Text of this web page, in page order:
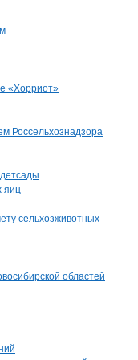
«Хорриот»
Россельхознадзора
яиц
сельхозживотных
областей